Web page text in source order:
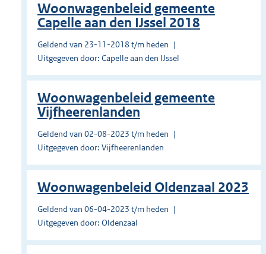
Woonwagenbeleid gemeente
Capelle aan den IJssel 2018
Geldend van 23-11-2018 t/m heden
Uitgegeven door: Capelle aan den IJssel
Woonwagenbeleid gemeente
Vijfheerenlanden
Geldend van 02-08-2023 t/m heden
Uitgegeven door: Vijfheerenlanden
Woonwagenbeleid Oldenzaal 2023
Geldend van 06-04-2023 t/m heden
Uitgegeven door: Oldenzaal